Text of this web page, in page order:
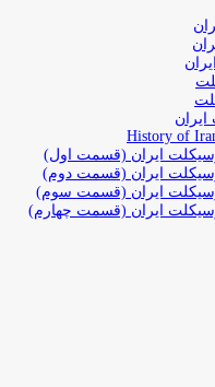
History of
ایران (قسمت اول)
ایران (قسمت دوم)
ایران (قسمت سوم)
ایران (قسمت چهارم)